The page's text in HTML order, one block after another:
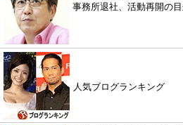
事務所退社、活動再開の
人気ブログランキング